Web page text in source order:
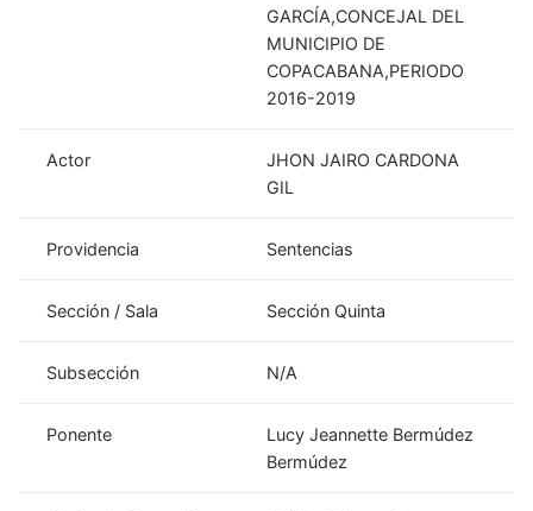
GARCÍA,CONCEJAL DEL
MUNICIPIO DE
COPACABANA,PERIODO
2016-2019
Actor
JHON JAIRO CARDONA
GIL
Providencia Sentencias
Sección / Sala Sección Quinta
Subsección N/A
Ponente
Lucy Jeannette Bermúdez
Bermúdez